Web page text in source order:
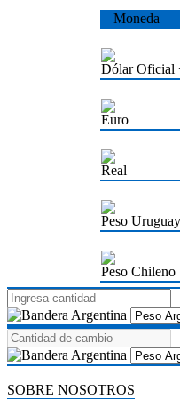
Moneda
Dólar Oficial
Euro
Real
Peso
Peso Chileno
SOBRE NOSOTROS